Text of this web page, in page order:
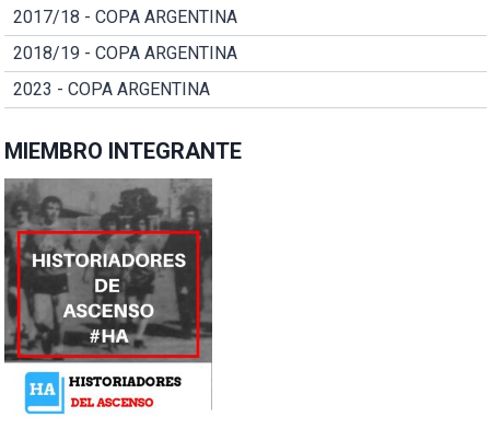
2017/18 - COPA ARGENTINA
2018/19 - COPA ARGENTINA
2023 - COPA ARGENTINA
MIEMBRO INTEGRANTE